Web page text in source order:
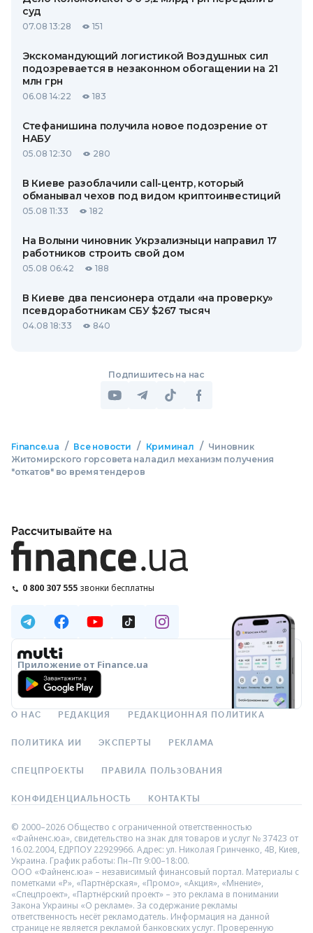
суд
07.08 13:28 151
Экскомандующий логистикой Воздушных сил
подозревается в незаконном обогащении на 21
млн грн
06.08 14:22 183
Стефанишина получила новое подозрение от
НАБУ
05.08 12:30 280
В Киеве разоблачили call-центр, который
обманывал чехов под видом криптоинвестиций
05.08 11:33 182
На Волыни чиновник Укрзализныци направил 17
работников строить свой дом
05.08 06:42 188
В Киеве два пенсионера отдали «на проверку»
псевдоработникам СБУ $267 тысяч
04.08 18:33 840
Подпишитесь на нас
Finance.ua / Все новости / Криминал / Чиновник
Житомирского горсовета наладил механизм получения
"откатов" во время тендеров
Рассчитывайте на
0 800 307 555 звонки бесплатны
Приложение от Finance.ua
О НАС РЕДАКЦИЯ РЕДАКЦИОННАЯ ПОЛИТИКА
ПОЛИТИКА ИИ ЭКСПЕРТЫ РЕКЛАМА
СПЕЦПРОЕКТЫ ПРАВИЛА ПОЛЬЗОВАНИЯ
КОНФИДЕНЦИАЛЬНОСТЬ КОНТАКТЫ
© 2000–2026 Общество с ограниченной ответственностью
«Файненс.юа», свидетельство на знак для товаров и услуг № 37423 от
16.02.2004, ЕДРПОУ 22929966. Адрес: ул. Николая Гринченко, 4В, Киев,
Украина. График работы: Пн–Пт 9:00–18:00.
ООО «Файненс.юа» – независимый финансовый портал. Материалы с
пометками «Р», «Партнёрская», «Промо», «Акция», «Мнение»,
«Спецпроект», «Партнёрский проект» – это реклама в понимании
Закона Украины «О рекламе». За содержание рекламы
ответственность несёт рекламодатель. Информация на данной
странице не является рекламой банковских услуг. Проверенную